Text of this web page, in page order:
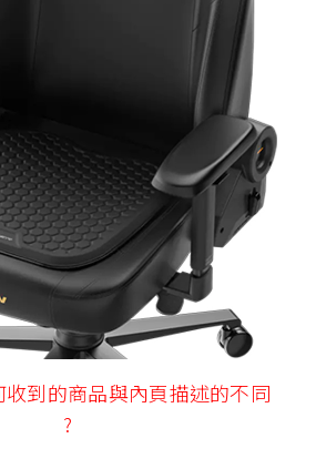
到的商品與內頁描述的不同
?